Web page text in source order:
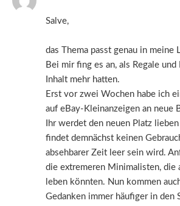
Salve,
das Thema passt genau in meine
Bei mir fing es an, als Regale
Inhalt mehr hatten.
Erst vor zwei Wochen habe ich
auf eBay-Kleinanzeigen an neue
Ihr werdet den neuen Platz
findet demnächst keinen
absehbarer Zeit leer sein wird.
die extremeren Minimalisten, die
leben könnten. Nun kommen
Gedanken immer häufiger in den